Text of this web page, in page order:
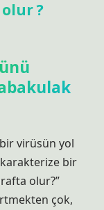
?
virüsün yol
bir
olur?”
çok,